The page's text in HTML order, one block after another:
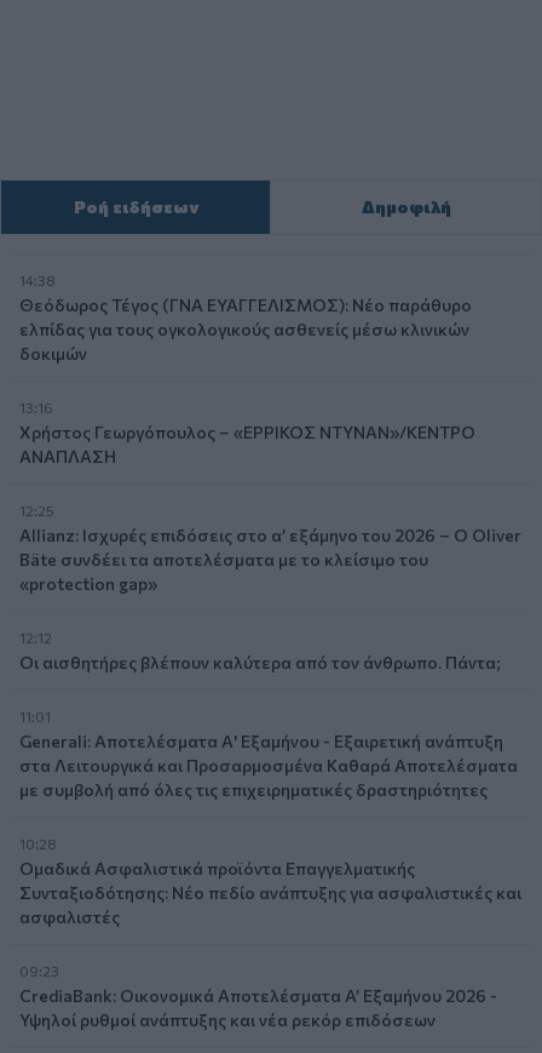
Ροή ειδήσεων Δημοφιλή
14:38
Θεόδωρος Τέγος (ΓΝΑ ΕΥΑΓΓΕΛΙΣΜΟΣ): Νέο παράθυρο
ελπίδας για τους ογκολογικούς ασθενείς μέσω κλινικών
δοκιμών
13:16
Χρήστος Γεωργόπουλος – «ΕΡΡΙΚΟΣ ΝΤΥΝΑΝ»/ΚΕΝΤΡΟ
ΑΝΑΠΛΑΣΗ
12:25
Allianz: Ισχυρές επιδόσεις στο α’ εξάμηνο του 2026 – Ο Oliver
Bäte συνδέει τα αποτελέσματα με το κλείσιμο του
«protection gap»
12:12
Οι αισθητήρες βλέπουν καλύτερα από τον άνθρωπο. Πάντα;
11:01
Generali: Αποτελέσματα Α' Εξαμήνου - Εξαιρετική ανάπτυξη
στα Λειτουργικά και Προσαρμοσμένα Καθαρά Αποτελέσματα
με συμβολή από όλες τις επιχειρηματικές δραστηριότητες
10:28
Ομαδικά Ασφαλιστικά προϊόντα Επαγγελματικής
Συνταξιοδότησης: Νέο πεδίο ανάπτυξης για ασφαλιστικές και
ασφαλιστές
09:23
CrediaBank: Οικονομικά Αποτελέσματα A’ Εξαμήνου 2026 -
Υψηλοί ρυθμοί ανάπτυξης και νέα ρεκόρ επιδόσεων